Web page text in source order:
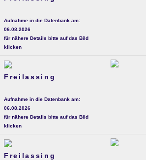
Aufnahme in die Datenbank am:
06.08.2026
für nähere Details bitte auf das Bild
klicken
Freilassing
Aufnahme in die Datenbank am:
06.08.2026
für nähere Details bitte auf das Bild
klicken
Freilassing